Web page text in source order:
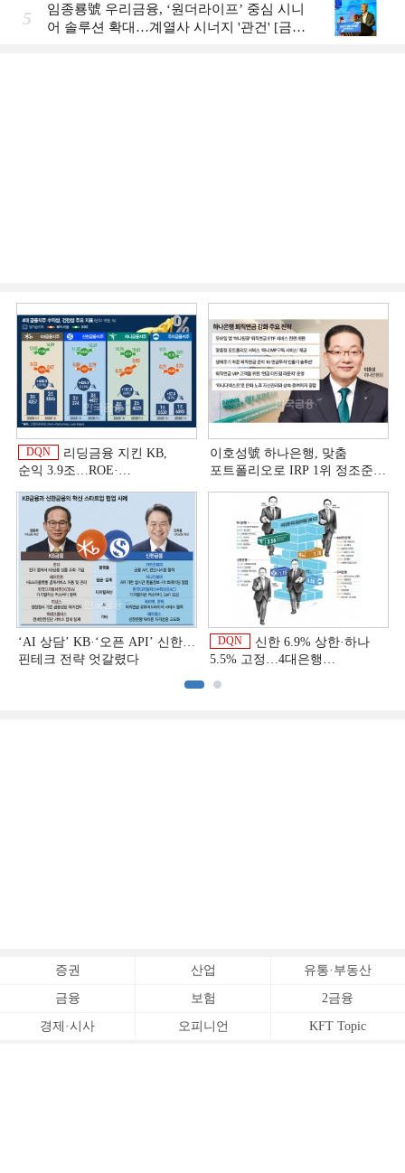
5
임종룡號 우리금융, ‘원더라이프’ 중심 시니
어 솔루션 확대…계열사 시너지 '관건' [금융
DQN
리딩금융 지킨 KB,
순익 3.9조…ROE·
상반기 금융 리그테이블]
이호성號 하나은행, 맞춤
포트폴리오로 IRP 1위 정조준
‘AI 상담’ KB·‘오픈 API’ 신한…
핀테크 전략 엇갈렸다
DQN
신한 6.9% 상한·하나
5.5% 고정…4대은행
증권 산업 유통·부동산
금융 보험 2금융
경제·시사 오피니언 KFT Topic